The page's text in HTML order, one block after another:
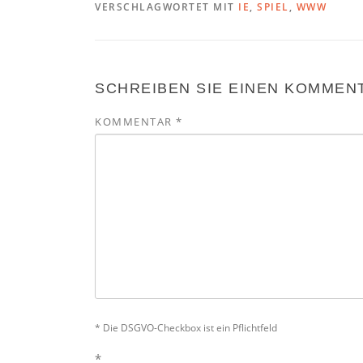
VERSCHLAGWORTET MIT IE, SPIEL, WWW
SCHREIBEN SIE EINEN
KOMMENTAR *
* Die DSGVO-Checkbox ist ein Pflichtfeld
*